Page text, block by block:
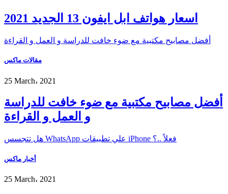
اسعار هواتف ابل ايفون 13 الجديد 2021
أفضل مصابيح مكتبية مع ضوء خافت للدراسة و العمل و القراءة
مقالات ماكس
25 March، 2021
أفضل مصابيح مكتبية مع ضوء خافت للدراسة
و العمل و القراءة
هل تتجسس WhatsApp علي تطبيقات iPhone فعلاً ..؟
أخبار ماكس
25 March، 2021